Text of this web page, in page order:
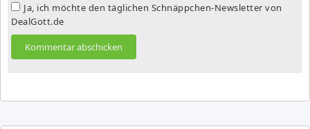
Ja, ich möchte den täglichen Schnäppchen-Newsletter von
DealGott.de